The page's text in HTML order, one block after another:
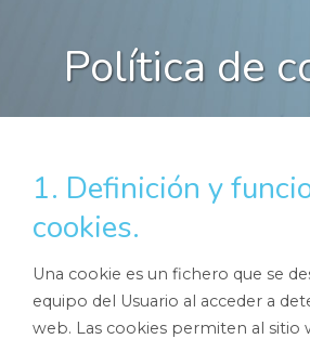
Política de
1. Definición y
cookies.
Una cookie es un fichero que se
equipo del Usuario al acceder a
web. Las cookies permiten al sitio